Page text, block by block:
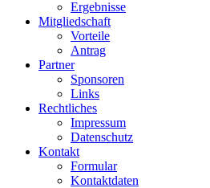
Ergebnisse
Mitgliedschaft
Vorteile
Antrag
Partner
Sponsoren
Links
Rechtliches
Impressum
Datenschutz
Kontakt
Formular
Kontaktdaten